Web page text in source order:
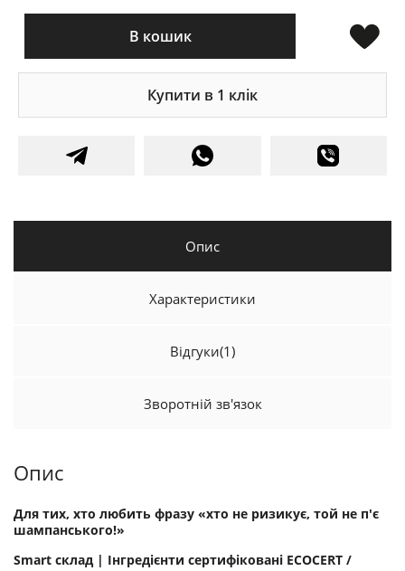
В кошик
Купити в 1 клік
Опис
Характеристики
Відгуки(1)
Зворотній зв'язок
Опис
Для тих, хто любить фразу «хто не ризикує, той не п'є
шампанського!»
Smart склад | Інгредієнти сертифіковані ECOCERT /